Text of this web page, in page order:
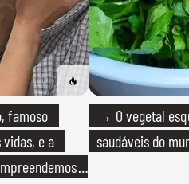
famoso
e a
→ O vegetal
saudáveis do